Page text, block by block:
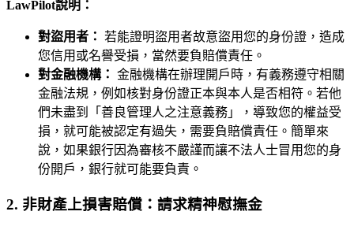
LawPilot說明：
對盜用者： 若能證明盜用者故意盜用您的身份證，造成
您信用或名譽受損，當然要負賠償責任。
對金融機構： 金融機構在辦理開戶時，有義務遵守相關
金融法規，例如核對身份證正本與本人是否相符。若他
們未盡到「善良管理人之注意義務」，導致您的權益受
損，就可能被認定有過失，需要負賠償責任。簡單來
說，如果銀行因為審核不嚴謹而讓不法人士冒用您的身
份開戶，銀行就可能要負責。
2. 非財產上損害賠償：請求精神慰撫金